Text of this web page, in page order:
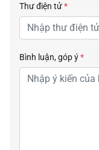
Thư điện tử*
Bình luận, góp ý*